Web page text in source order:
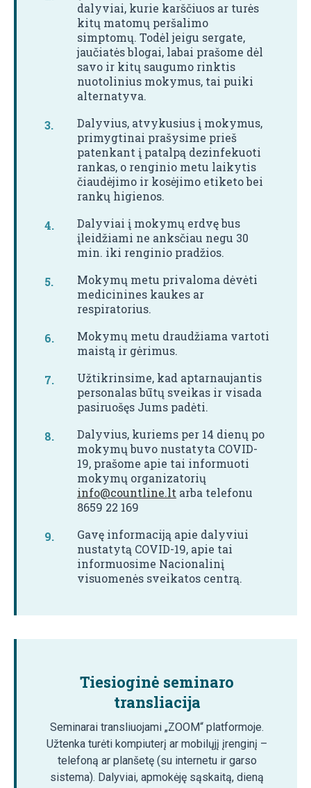
dalyviai, kurie karščiuos ar turės
kitų matomų peršalimo
simptomų. Todėl jeigu sergate,
jaučiatės blogai, labai prašome dėl
savo ir kitų saugumo rinktis
nuotolinius mokymus, tai puiki
alternatyva.
Dalyvius, atvykusius į mokymus,
primygtinai prašysime prieš
patenkant į patalpą dezinfekuoti
rankas, o renginio metu laikytis
čiaudėjimo ir kosėjimo etiketo bei
rankų higienos.
Dalyviai į mokymų erdvę bus
įleidžiami ne anksčiau negu 30
min. iki renginio pradžios.
Mokymų metu privaloma dėvėti
medicinines kaukes ar
respiratorius.
Mokymų metu draudžiama vartoti
maistą ir gėrimus.
Užtikrinsime, kad aptarnaujantis
personalas būtų sveikas ir visada
pasiruošęs Jums padėti.
Dalyvius, kuriems per 14 dienų po
mokymų buvo nustatyta COVID-
19, prašome apie tai informuoti
mokymų organizatorių
info@countline.lt arba telefonu
8659 22 169
Gavę informaciją apie dalyviui
nustatytą COVID-19, apie tai
informuosime Nacionalinį
visuomenės sveikatos centrą.
Tiesioginė seminaro
transliacija
Seminarai transliuojami „ZOOM“ platformoje.
Užtenka turėti kompiuterį ar mobilųjį įrenginį –
telefoną ar planšetę (su internetu ir garso
sistema). Dalyviai, apmokėję sąskaitą, dieną